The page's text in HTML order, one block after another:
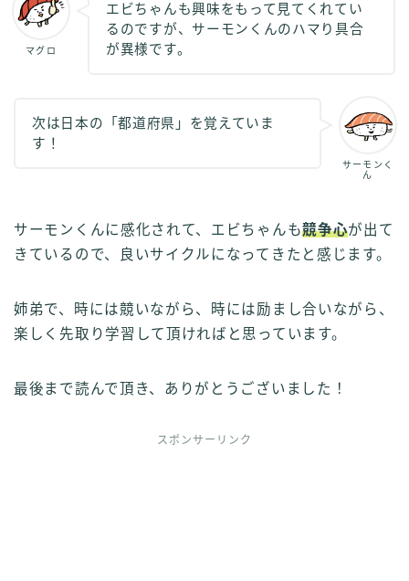
マグロ
エビちゃんも興味をもって見てくれてい
るのですが、サーモンくんのハマり具合
が異様です。
サーモンく
ん
次は日本の「都道府県」を覚えていま
す！
サーモンくんに感化されて、エビちゃんも競争心が出て
きているので、良いサイクルになってきたと感じます。
姉弟で、時には競いながら、時には励まし合いながら、
楽しく先取り学習して頂ければと思っています。
最後まで読んで頂き、ありがとうございました！
スポンサーリンク